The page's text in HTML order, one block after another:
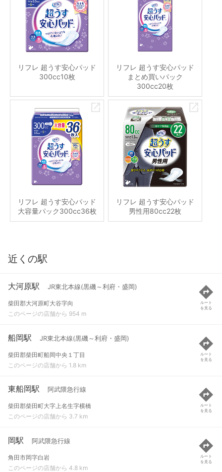
リフレ 超うす安心パッド
300cc10枚
リフレ 超うす安心パッド
まとめ買いパック
300cc20枚
リフレ 超うす安心パッド
大容量パック300cc36枚
リフレ 超うす安心パッド
男性用80cc22枚
近くの駅
大河原駅 JR東北本線(黒磯～利府・盛岡)
柴田郡大河原町大谷字向
このページの店舗から 954 m
ルート
を見る
船岡駅 JR東北本線(黒磯～利府・盛岡)
柴田郡柴田町船岡中央１丁目
このページの店舗から 1.8 km
ルート
を見る
東船岡駅 阿武隈急行線
柴田郡柴田町大字上名生字横橋
このページの店舗から 3.7 km
ルート
を見る
岡駅 阿武隈急行線
角田市岡字白岩
このページの店舗から 4.8 km
ルート
を見る